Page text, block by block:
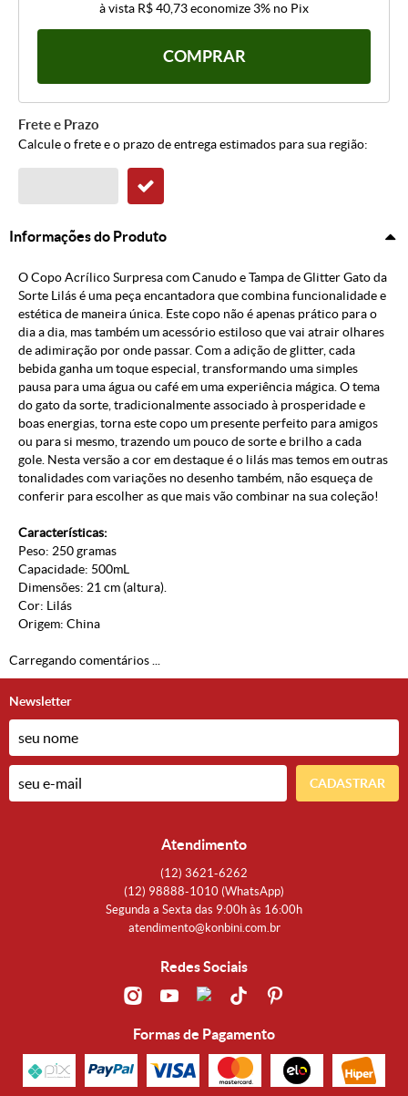
à vista R$ 40,73economize 3% no Pix
COMPRAR
Frete e Prazo
Calcule o frete e o prazo de entrega estimados para sua região:
Informações do Produto
O Copo Acrílico Surpresa com Canudo e Tampa de Glitter Gato da
Sorte Lilás é uma peça encantadora que combina funcionalidade e
estética de maneira única. Este copo não é apenas prático para o
dia a dia, mas também um acessório estiloso que vai atrair olhares
de adimiração por onde passar. Com a adição de glitter, cada
bebida ganha um toque especial, transformando uma simples
pausa para uma água ou café em uma experiência mágica. O tema
do gato da sorte, tradicionalmente associado à prosperidade e
boas energias, torna este copo um presente perfeito para amigos
ou para si mesmo, trazendo um pouco de sorte e brilho a cada
gole. Nesta versão a cor em destaque é o lilás mas temos em outras
tonalidades com variações no desenho também, não esqueça de
conferir para escolher as que mais vão combinar na sua coleção!
Características:
Peso: 250 gramas
Capacidade: 500mL
Dimensões: 21 cm (altura).
Cor: Lilás
Origem: China
Carregando comentários ...
Newsletter
CADASTRAR
Atendimento
(12) 3621-6262
(12) 98888-1010 (WhatsApp)
Segunda a Sexta das 9:00h às 16:00h
atendimento@konbini.com.br
Redes Sociais
Formas de Pagamento